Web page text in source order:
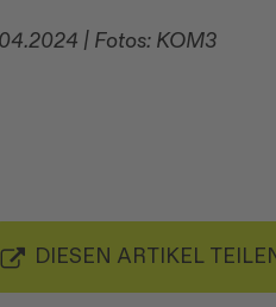
| Fotos: KOM3
DIESEN ARTIKEL